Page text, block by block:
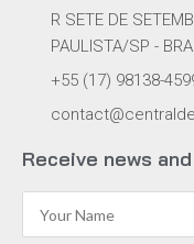
R SETE DE
PAULISTA/SP -
+55 (17) 98138-
Receive news